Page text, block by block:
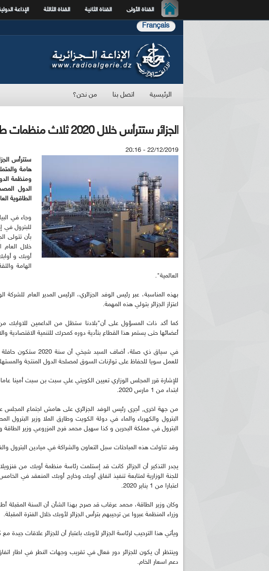
القناة الأولى القناة الثانية القناة الثالثة الإذاعة
Français
الرئيسية اتصل بنا من نحن؟
الجزائر ستترأس خلال 2020 ثلاث منظمات طاقوية دولية هامة
22/12/2019 - 20:16
هامة
ومنظمة
الدول
الطاقوية
وجاء في
أوبك و
الهامة
العالمية".
بهذه المناسبة، عبر رئيس الوفد الجزائري، الرئيس المدير العام
اعتزاز الجزائر بتولي هذه المهمة.
كما أكد ذات المسؤول على أن"بلادنا ستظل من الداعمين للاوابك من
أعضائها حتى يستمر هذا القطاع بتأدية دوره كمحرك للتنمية الاقتصادية
في سياق ذي صلة، أضاف
للعمل سويا للحفاظ على توازنات السوق لمصلحة الدول المنتجة
ابتداء من 1 مارس 2020.
من جهة اخرى, أجرى رئيس الوفد الجزائري على هامش اجتماع المجلس
البترول والكهرباء والماء في دولة الكويت وطارق الملا وزير
البترول في مملكة البحرين و كذا سهيل محمد فرج المزروعي وزير الطاقة
وقد تناولت هذه المباحثات سبل التعاون والشراكة في ميادين البترول
للجنة الوزارية لمتابعة تنفيذ اتفاق أوبك وخارج أوبك المنعقد في
اعتبارا من 1 يناير 2020.
وكان وزير الطاقة، محمد عرقاب قد صرح بهذا الشأن أن السنة المقبلة
وزراء المنظمة عبروا عن ترحيبهم بترأس الجزائر لأوبك خلال الفترة المقبلة.
ويأتي هذا الترحيب لرئاسة الجزائر لأوبك باعتبار أن للجزائر علاقات جيدة
وينتظر أن يكون للجزائر دور فعال في تقريب وجهات النطر في اطار
دعم اسعار الخام.